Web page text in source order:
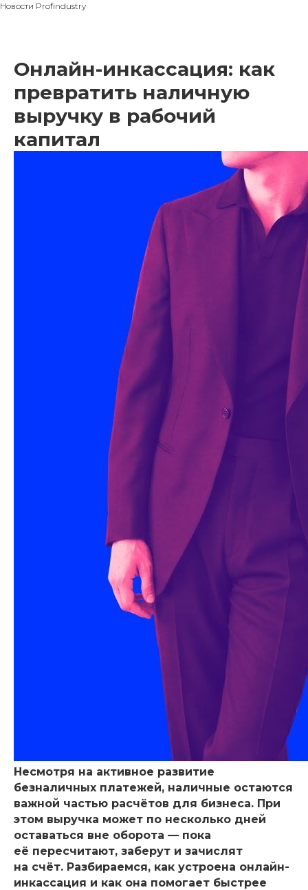
Новости Profindustry
Онлайн-инкассация: как
превратить наличную
выручку в рабочий
капитал
Несмотря на активное развитие
безналичных платежей, наличные остаются
важной частью расчётов для бизнеса. При
этом выручка может по несколько дней
оставаться вне оборота — пока
её пересчитают, заберут и зачислят
на счёт. Разбираемся, как устроена онлайн-
инкассация и как она помогает быстрее